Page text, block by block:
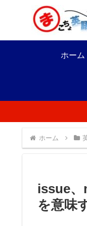
ホーム
ホーム
issue
を意味